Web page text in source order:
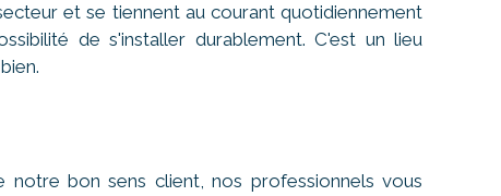
et se tiennent au courant quotidiennement
de s'installer durablement. C'est un lieu
notre bon sens client, nos professionnels vous